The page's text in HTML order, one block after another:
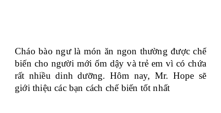
Cháo bào ngư là món ăn ngon thường được chế
biến cho người mới ốm dậy và trẻ em vì có chứa
rất nhiều dinh dưỡng. Hôm nay, Mr. Hope sẽ
giới thiệu các bạn cách chế biến tốt nhất